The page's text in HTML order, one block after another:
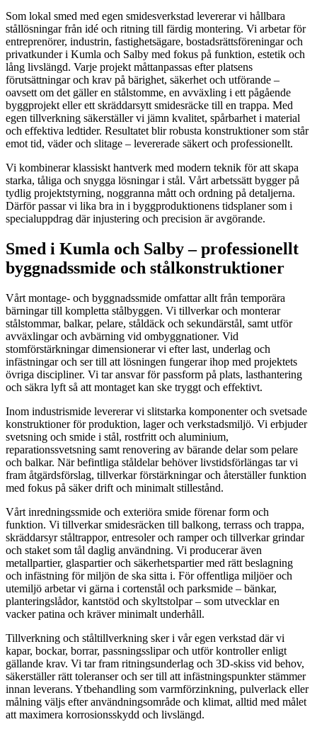
Som lokal smed med egen smidesverkstad levererar vi hållbara
stållösningar från idé och ritning till färdig montering. Vi arbetar för
entreprenörer, industrin, fastighetsägare, bostadsrättsföreningar och
privatkunder i Kumla och Salby med fokus på funktion, estetik och
lång livslängd. Varje projekt måttanpassas efter platsens
förutsättningar och krav på bärighet, säkerhet och utförande –
oavsett om det gäller en stålstomme, en avväxling i ett pågående
byggprojekt eller ett skräddarsytt smidesräcke till en trappa. Med
egen tillverkning säkerställer vi jämn kvalitet, spårbarhet i material
och effektiva ledtider. Resultatet blir robusta konstruktioner som står
emot tid, väder och slitage – levererade säkert och professionellt.
Vi kombinerar klassiskt hantverk med modern teknik för att skapa
starka, tåliga och snygga lösningar i stål. Vårt arbetssätt bygger på
tydlig projektstyrning, noggranna mått och ordning på detaljerna.
Därför passar vi lika bra in i byggproduktionens tidsplaner som i
specialuppdrag där injustering och precision är avgörande.
Smed i Kumla och Salby – professionellt
byggnadssmide och stålkonstruktioner
Vårt montage- och byggnadssmide omfattar allt från temporära
bärningar till kompletta stålbyggen. Vi tillverkar och monterar
stålstommar, balkar, pelare, ståldäck och sekundärstål, samt utför
avväxlingar och avbärning vid ombyggnationer. Vid
stomförstärkningar dimensionerar vi efter last, underlag och
infästningar och ser till att lösningen fungerar ihop med projektets
övriga discipliner. Vi tar ansvar för passform på plats, lasthantering
och säkra lyft så att montaget kan ske tryggt och effektivt.
Inom industrismide levererar vi slitstarka komponenter och svetsade
konstruktioner för produktion, lager och verkstadsmiljö. Vi erbjuder
svetsning och smide i stål, rostfritt och aluminium,
reparationssvetsning samt renovering av bärande delar som pelare
och balkar. När befintliga ståldelar behöver livstidsförlängas tar vi
fram åtgärdsförslag, tillverkar förstärkningar och återställer funktion
med fokus på säker drift och minimalt stillestånd.
Vårt inredningssmide och exteriöra smide förenar form och
funktion. Vi tillverkar smidesräcken till balkong, terrass och trappa,
skräddarsyr ståltrappor, entresoler och ramper och tillverkar grindar
och staket som tål daglig användning. Vi producerar även
metallpartier, glaspartier och säkerhetspartier med rätt beslagning
och infästning för miljön de ska sitta i. För offentliga miljöer och
utemiljö arbetar vi gärna i cortenstål och parksmide – bänkar,
planteringslådor, kantstöd och skyltstolpar – som utvecklar en
vacker patina och kräver minimalt underhåll.
Tillverkning och ståltillverkning sker i vår egen verkstad där vi
kapar, bockar, borrar, passningsslipar och utför kontroller enligt
gällande krav. Vi tar fram ritningsunderlag och 3D-skiss vid behov,
säkerställer rätt toleranser och ser till att infästningspunkter stämmer
innan leverans. Ytbehandling som varmförzinkning, pulverlack eller
målning väljs efter användningsområde och klimat, alltid med målet
att maximera korrosionsskydd och livslängd.